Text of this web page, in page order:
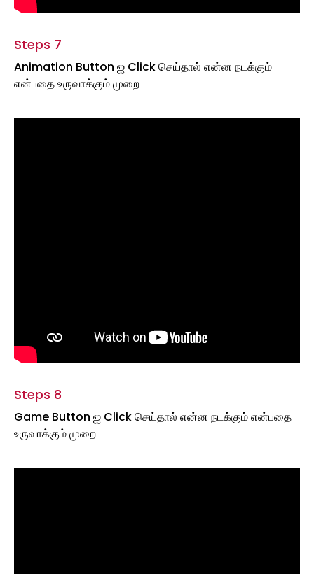
Steps 7
Animation Button ஐ Click செய்தால் என்ன நடக்கும்
என்பதை உருவாக்கும் முறை
Steps 8
Game Button ஐ Click செய்தால் என்ன நடக்கும் என்பதை
உருவாக்கும் முறை